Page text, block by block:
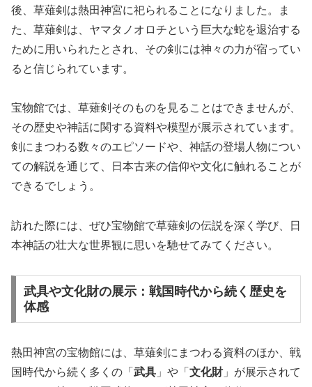
後、草薙剣は熱田神宮に祀られることになりました。ま
た、草薙剣は、ヤマタノオロチという巨大な蛇を退治する
ために用いられたとされ、その剣には神々の力が宿ってい
ると信じられています。
宝物館では、草薙剣そのものを見ることはできませんが、
その歴史や神話に関する資料や模型が展示されています。
剣にまつわる数々のエピソードや、神話の登場人物につい
ての解説を通じて、日本古来の信仰や文化に触れることが
できるでしょう。
訪れた際には、ぜひ宝物館で草薙剣の伝説を深く学び、日
本神話の壮大な世界観に思いを馳せてみてください。
武具や文化財の展示：戦国時代から続く歴史を
体感
熱田神宮の宝物館には、草薙剣にまつわる資料のほか、戦
国時代から続く多くの「 武具 」や「 文化財」が展示されて